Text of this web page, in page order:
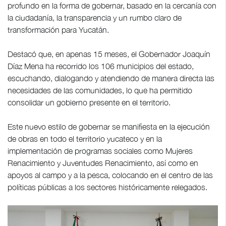
profundo en la forma de gobernar, basado en la cercanía con
la ciudadanía, la transparencia y un rumbo claro de
transformación para Yucatán.
Destacó que, en apenas 15 meses, el Gobernador Joaquín
Díaz Mena ha recorrido los 106 municipios del estado,
escuchando, dialogando y atendiendo de manera directa las
necesidades de las comunidades, lo que ha permitido
consolidar un gobierno presente en el territorio.
Este nuevo estilo de gobernar se manifiesta en la ejecución
de obras en todo el territorio yucateco y en la
implementación de programas sociales como Mujeres
Renacimiento y Juventudes Renacimiento, así como en
apoyos al campo y a la pesca, colocando en el centro de las
políticas públicas a los sectores históricamente relegados.